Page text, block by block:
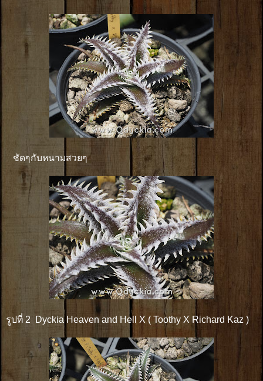
ชัดๆกับหนามสวยๆ
รูปที่ 2 Dyckia Heaven and Hell X ( Toothy X Richard Kaz )